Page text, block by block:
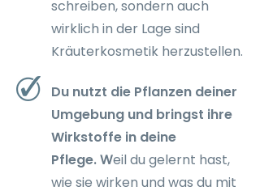
schreiben, sondern auch
wirklich in der Lage sind
Kräuterkosmetik herzustellen.
Du nutzt die Pflanzen deiner
Umgebung und bringst ihre
Wirkstoffe in deine
Pflege.Weil du gelernt hast,
wie sie wirken und was du mit